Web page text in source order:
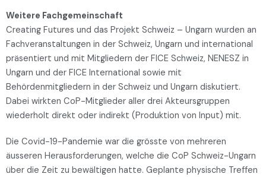
Weitere Fachgemeinschaft
Creating Futures und das Projekt Schweiz – Ungarn wurden an
Fachveranstaltungen in der Schweiz, Ungarn und international
präsentiert und mit Mitgliedern der FICE Schweiz, NENESZ in
Ungarn und der FICE International sowie mit
Behördenmitgliedern in der Schweiz und Ungarn diskutiert.
Dabei wirkten CoP-Mitglieder aller drei Akteursgruppen
wiederholt direkt oder indirekt (Produktion von Input) mit.
Die Covid-19-Pandemie war die grösste von mehreren
äusseren Herausforderungen, welche die CoP Schweiz-Ungarn
über die Zeit zu bewältigen hatte. Geplante physische Treffen